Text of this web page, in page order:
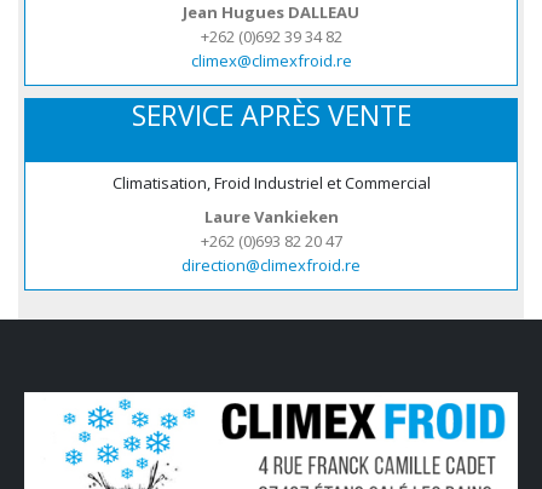
Jean Hugues DALLEAU
+262 (0)692 39 34 82
climex@climexfroid.re
SERVICE APRÈS VENTE
Climatisation, Froid Industriel et Commercial
Laure Vankieken
+262 (0)693 82 20 47
direction@climexfroid.re